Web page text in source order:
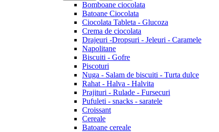
Bomboane ciocolata
Batoane Ciocolata
Ciocolata Tableta - Glucoza
Crema de ciocolata
Drajeuri -Dropsuri - Jeleuri - Caramele
Napolitane
Biscuiti - Gofre
Piscoturi
Nuga - Salam de biscuiti - Turta dulce
Rahat - Halva - Halvita
Prajituri - Rulade - Fursecuri
Pufuleti - snacks - saratele
Croissant
Cereale
Batoane cereale